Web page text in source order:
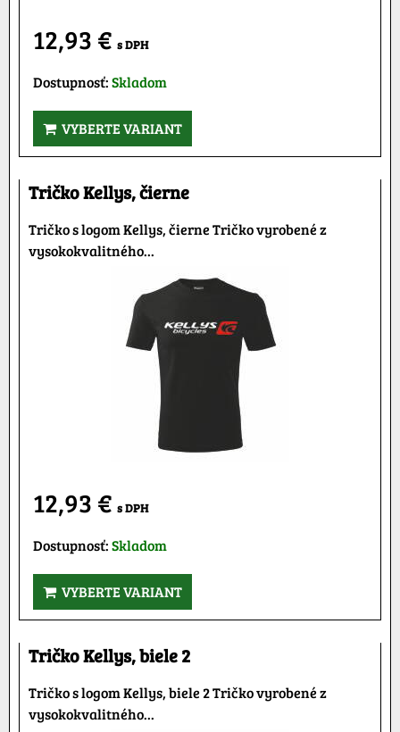
12,93 € s DPH
Dostupnosť:Skladom
VYBERTE VARIANT
Tričko Kellys, čierne
Tričko s logom Kellys, čierne Tričko vyrobené z
vysokokvalitného...
12,93 € s DPH
Dostupnosť:Skladom
VYBERTE VARIANT
Tričko Kellys, biele 2
Tričko s logom Kellys, biele 2 Tričko vyrobené z
vysokokvalitného...